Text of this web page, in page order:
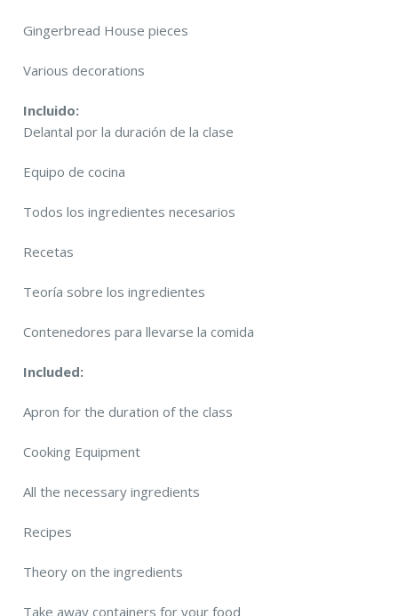
Gingerbread House pieces
Various decorations
Incluido:
Delantal por la duración de la clase
Equipo de cocina
Todos los ingredientes necesarios
Recetas
Teoría sobre los ingredientes
Contenedores para llevarse la comida
Included:
Apron for the duration of the class
Cooking Equipment
All the necessary ingredients
Recipes
Theory on the ingredients
Take away containers for your food